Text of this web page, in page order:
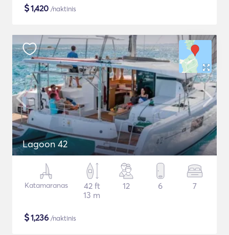
$1,420 /naktinis
Lagoon 42
Katamaranas
42 ft
13 m
12 6 7
$1,236 /naktinis